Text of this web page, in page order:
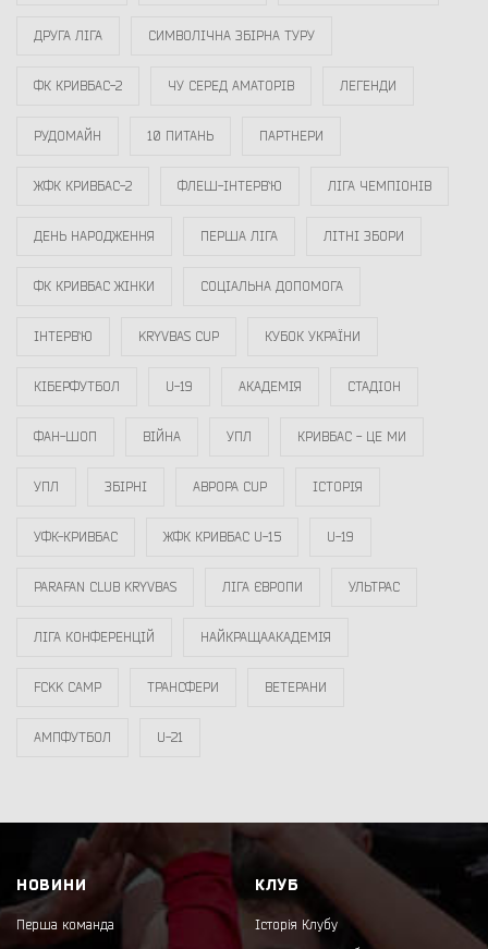
ДРУГА ЛІГА СИМВОЛІЧНА ЗБІРНА ТУРУ
ФК КРИВБАС-2 ЧУ СЕРЕД АМАТОРІВ ЛЕГЕНДИ
РУДОМАЙН 10 ПИТАНЬ ПАРТНЕРИ
ЖФК КРИВБАС-2 ФЛЕШ-ІНТЕРВ`Ю ЛІГА ЧЕМПІОНІВ
ДЕНЬ НАРОДЖЕННЯ ПЕРША ЛІГА ЛІТНІ ЗБОРИ
ФК КРИВБАС ЖІНКИ СОЦІАЛЬНА ДОПОМОГА
ІНТЕРВ`Ю KRYVBAS CUP КУБОК УКРАЇНИ
КІБЕРФУТБОЛ U-19 АКАДЕМІЯ СТАДІОН
ФАН-ШОП ВІЙНА УПЛ КРИВБАС - ЦЕ МИ
УПЛ ЗБІРНІ АВРОРА CUP ІСТОРІЯ
УФК-КРИВБАС ЖФК КРИВБАС U-15 U-19
PARAFAN CLUB KRYVBAS ЛІГА ЄВРОПИ УЛЬТРАС
ЛІГА КОНФЕРЕНЦІЙ НАЙКРАЩААКАДЕМІЯ
FCKK CAMP ТРАНСФЕРИ ВЕТЕРАНИ
АМПФУТБОЛ U-21
НОВИНИ
Перша команда
КЛУБ
Історія Клубу